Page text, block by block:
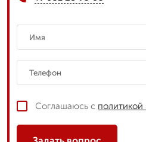
Соглашаюсь с